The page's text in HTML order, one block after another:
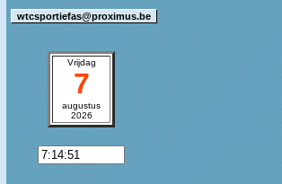
Vrijdag
7
augustus
2026